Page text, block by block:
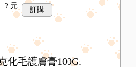
? 元 訂購
化毛護膚膏100G.